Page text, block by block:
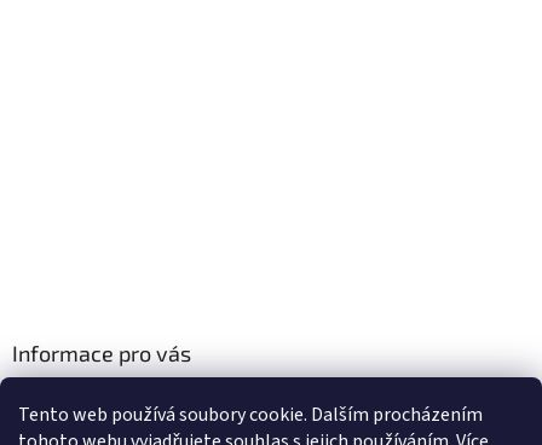
Tento web používá soubory cookie. Dalším procházením
Informace pro vás
Podmínky ochrany osobních údajů